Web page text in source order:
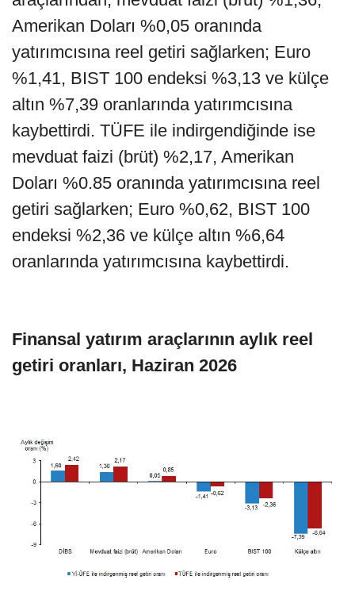
Amerikan Doları %0,05 oranında
yatırımcısına reel getiri sağlarken; Euro
%1,41, BIST 100 endeksi %3,13 ve külçe
altın %7,39 oranlarında yatırımcısına
kaybettirdi. TÜFE ile indirgendiğinde ise
mevduat faizi (brüt) %2,17, Amerikan
Doları %0.85 oranında yatırımcısına reel
getiri sağlarken; Euro %0,62, BIST 100
endeksi %2,36 ve külçe altın %6,64
oranlarında yatırımcısına kaybettirdi.
Finansal yatırım araçlarının aylık reel
getiri oranları, Haziran 2026